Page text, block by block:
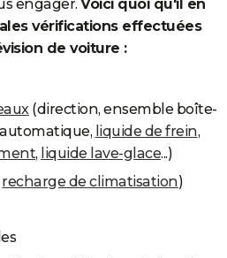
engager. Voici quoi qu'il en
vérifications effectuées
de voiture :
(direction, ensemble boîte-
liquide de frein,
, liquide lave-glace...)
recharge de climatisation)